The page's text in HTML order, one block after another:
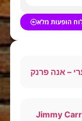
הופעות מלא
– אנה פרנק
Jimmy